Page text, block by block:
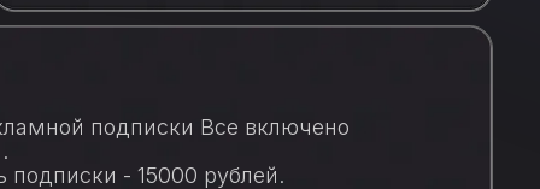
подписки Все включено
- 15000 рублей.